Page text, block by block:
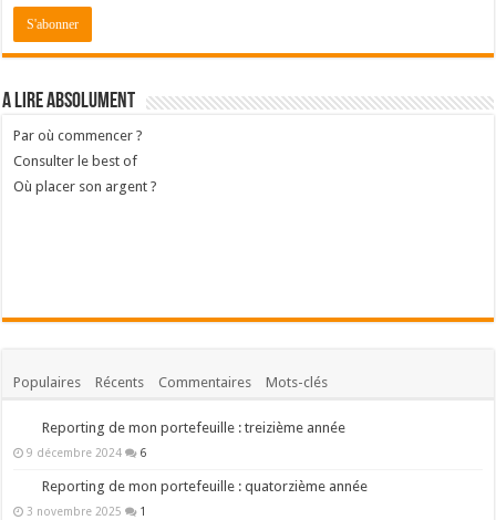
A lire absolument
Par où commencer ?
Consulter le best of
Où placer son argent ?
Populaires Récents Commentaires Mots-clés
Reporting de mon portefeuille : treizième année
9 décembre 2024 6
Reporting de mon portefeuille : quatorzième année
3 novembre 2025 1